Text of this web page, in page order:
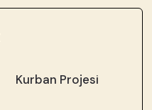
Kurban Projesi